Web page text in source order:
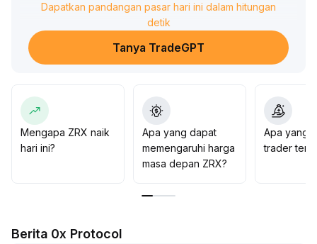
adalah $0,083; sebaliknya, jika harga menembus
$0,089 dengan volume tinggi, putaran rebound baru
mungkin akan dimulai
Disarankan untuk memperhatikan zona $0,083–$0,085
meningkatkan alokasi siklikal setelah pasar membentuk
titik bawah dan volume transaksi pulih
Dapatkan pandangan pasar hari ini dalam hitungan
detik
Tanya TradeGPT
Mengapa ZRX naik
hari ini?
Apa yang dapat
memengaruhi harga
masa depan ZRX?
Apa yang
trader
Berita 0x Protocol